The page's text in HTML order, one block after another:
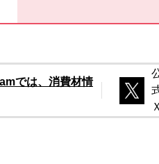
では、消費材情
別のウィ Ｘ
別のウ